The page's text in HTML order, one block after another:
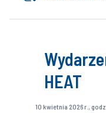
HEAT
10 kwietnia 2026 r.,